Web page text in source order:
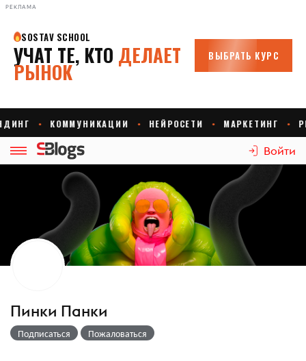
РЕКЛАМА
Войти
Пинки Панки
Подписаться Пожаловаться